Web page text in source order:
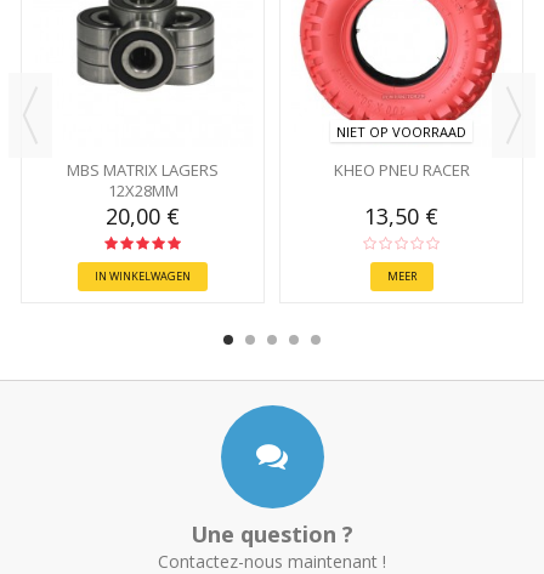
MBS MATRIX LAGERS
12X28MM
20,00 €
IN WINKELWAGEN
NIET OP VOORRAAD
KHEO PNEU RACER
13,50 €
MEER
Une question ?
Contactez-nous maintenant !